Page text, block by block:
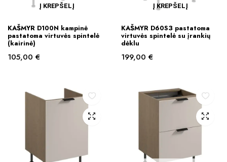
Į KREPŠELĮ
KAŠMYR D100N kampinė
pastatoma virtuvės spintelė
(kairinė)
105,00 €
Į KREPŠELĮ
KAŠMYR D60S3 pastatoma
virtuvės spintelė su įrankių
dėklu
199,00 €